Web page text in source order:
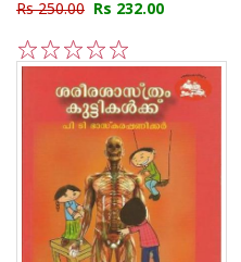
Rs 250.00 Rs 232.00
5
4
3
2
1